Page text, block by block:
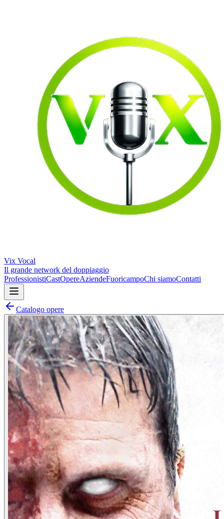
Vix Vocal
Il grande network del doppiaggio
ProfessionistiCastOpereAziendeFuoricampoChi siamoContatti
Catalogo opere